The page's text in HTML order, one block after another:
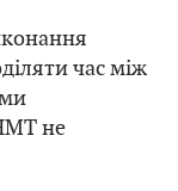
час між
не